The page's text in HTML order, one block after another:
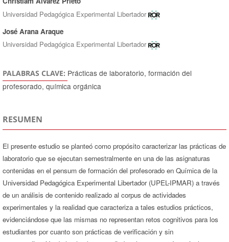
Universidad Pedagógica Experimental Libertador
José Arana Araque
Universidad Pedagógica Experimental Libertador
PALABRAS CLAVE: Prácticas de laboratorio, formación del
profesorado, química orgánica
RESUMEN
El presente estudio se planteó como propósito caracterizar las prácticas de
laboratorio que se ejecutan semestralmente en una de las asignaturas
contenidas en el pensum de formación del profesorado en Química de la
Universidad Pedagógica Experimental Libertador (UPEL-IPMAR) a través
de un análisis de contenido realizado al corpus de actividades
experimentales y la realidad que caracteriza a tales estudios prácticos,
evidenciándose que las mismas no representan retos cognitivos para los
estudiantes por cuanto son prácticas de verificación y sin